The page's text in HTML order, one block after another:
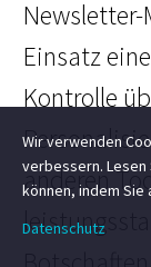
Einsatz
Kontrolle
anderen
Wir verwenden
verbessern. Lesen
können, indem Sie
Datenschutz